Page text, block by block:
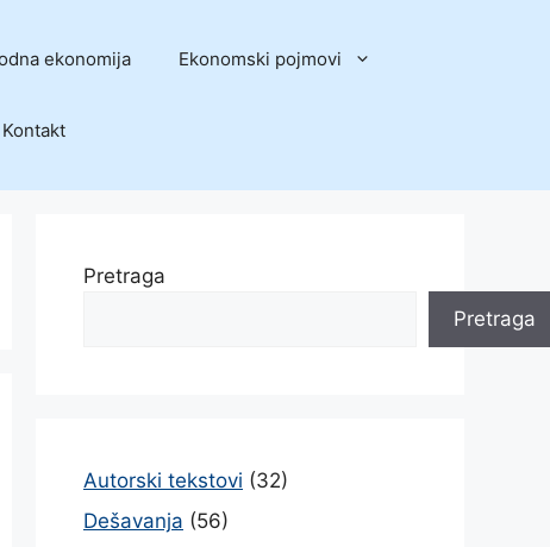
ekonomija Ekonomski pojmovi
Kontakt
Pretraga
Pretraga
Autorski tekstovi (32)
Dešavanja (56)